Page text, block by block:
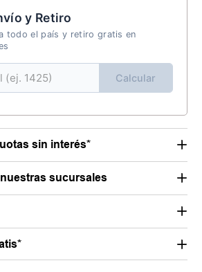
y Retiro
todo el país y retiro gratis en
Calcular
sin interés*
sucursales